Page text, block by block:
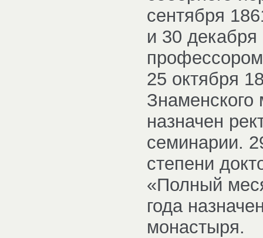
сентября
и 30 декабря
25 октября
Знаменского
назначен
семинарии.
степени
«Полный
года
монастыря.